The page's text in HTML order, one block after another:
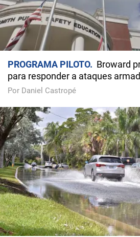
PROGRAMA PILOTO
Broward
para responder a ataques
Por Daniel Castropé